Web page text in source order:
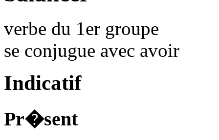
verbe du 1er groupe
se conjugue avec avoir
Indicatif
Pr�sent